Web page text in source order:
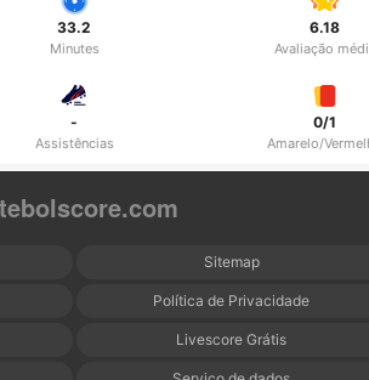
33.2
Minutes
6.18
Avaliação
-
Assistências
0/1
Amarelo/
Sitemap
Política de Privacidade
Livescore Grátis